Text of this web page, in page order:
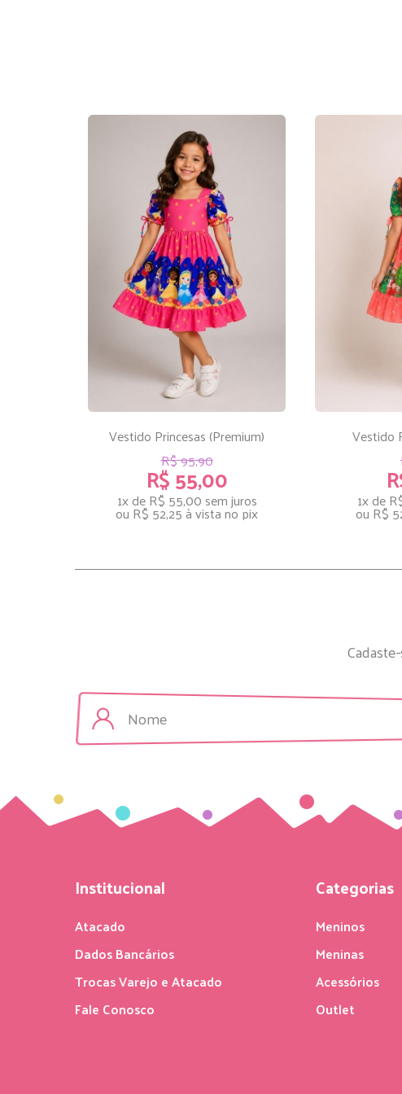
Vestido Princesas (Premium)
R$ 95,90
R$ 55,00
1x de R$ 55,00 sem juros
ou R$ 52,25à vista no pix
Vestido
1x de
ou R$
Institucional
Atacado
Dados Bancários
Trocas Varejo e Atacado
Fale Conosco
Categorias
Meninos
Meninas
Acessórios
Outlet